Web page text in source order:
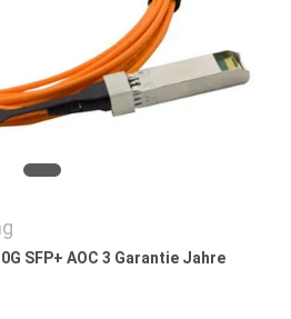
SFP+ AOC 3 Garantie Jahre